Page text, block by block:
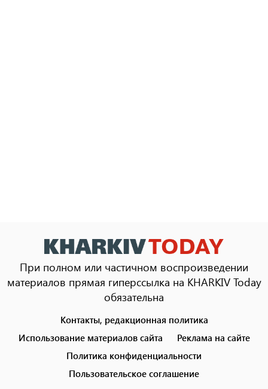
При полном или частичном воспроизведении
материалов прямая гиперссылка на KHARKIV Today
обязательна
menu
Контакты, редакционная политика
Использование материалов сайта
Реклама на сайте
Политика конфиденциальности
Пользовательское соглашение